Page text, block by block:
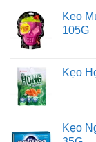
Kẹo
105G
Kẹo
Kẹo